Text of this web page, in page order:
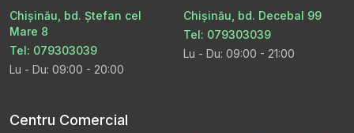
Chișinău, bd. Ștefan cel
Mare 8
Tel: 079303039
Lu - Du: 09:00 - 20:00
Chișinău, bd. Decebal 99
Tel: 079303039
Lu - Du: 09:00 - 21:00
Centru Comercial